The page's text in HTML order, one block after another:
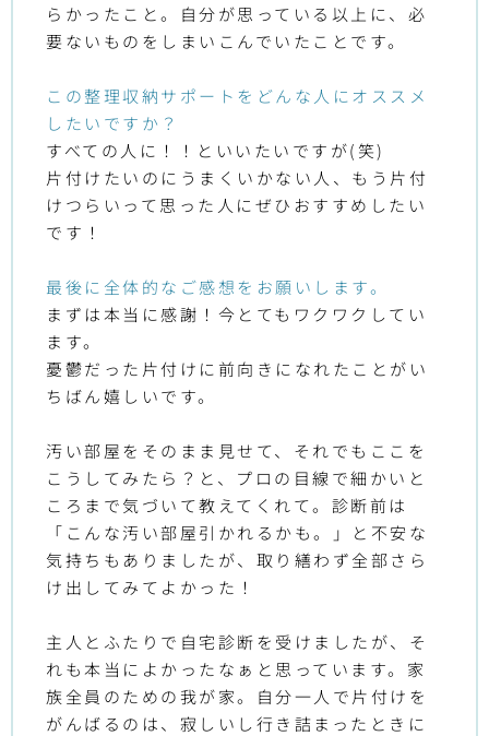
らかったこと。自分が思っている以上に、必
要ないものをしまいこんでいたことです。
この整理収納サポートをどんな人にオススメ
したいですか？
すべての人に！！といいたいですが(笑)
片付けたいのにうまくいかない人、もう片付
けつらいって思った人にぜひおすすめしたい
です！
最後に全体的なご感想をお願いします。
まずは本当に感謝！今とてもワクワクしてい
ます。
憂鬱だった片付けに前向きになれたことがい
ちばん嬉しいです。
汚い部屋をそのまま見せて、それでもここを
こうしてみたら？と、プロの目線で細かいと
ころまで気づいて教えてくれて。診断前は
「こんな汚い部屋引かれるかも。」と不安な
気持ちもありましたが、取り繕わず全部さら
け出してみてよかった！
主人とふたりで自宅診断を受けましたが、そ
れも本当によかったなぁと思っています。家
族全員のための我が家。自分一人で片付けを
がんばるのは、寂しいし行き詰まったときに